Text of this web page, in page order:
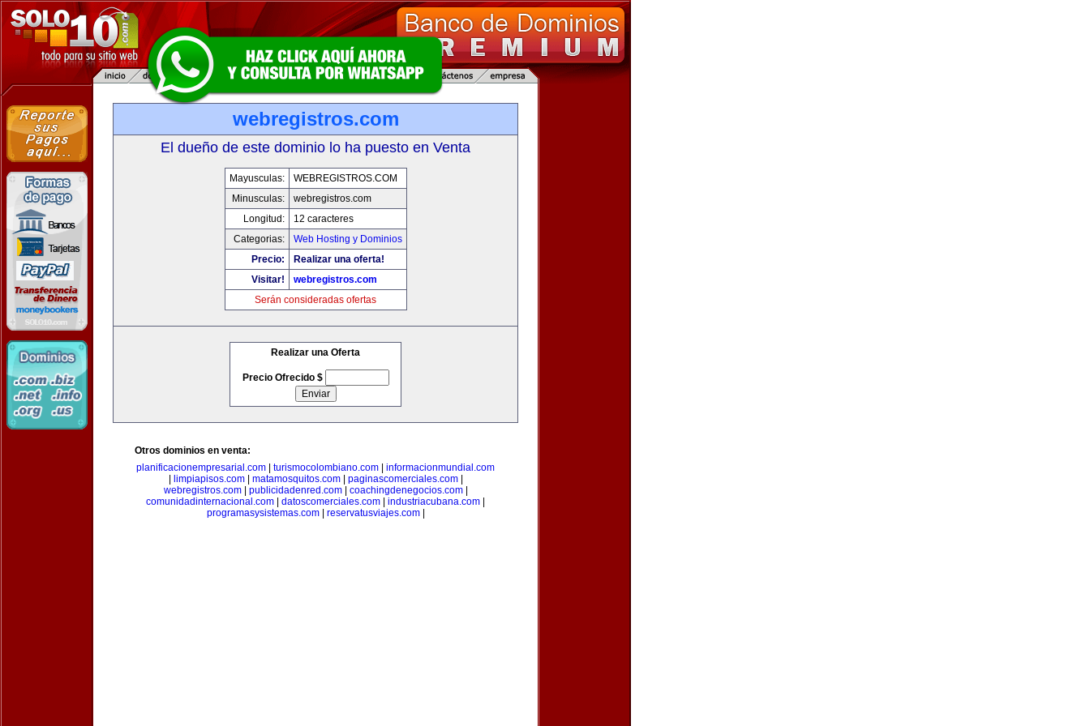
webregistros.com
El dueño de este dominio lo ha puesto en Venta
Mayusculas:
WEBREGISTROS.COM
Minusculas:
webregistros.com
Longitud:
12 caracteres
Categorias:
Web Hosting y Dominios
Precio:
Realizar una oferta!
Visitar!
webregistros.com
Serán consideradas ofertas
Realizar una Oferta
Precio Ofrecido $
Otros dominios en venta:
planificacionempresarial.com
turismocolombiano.com
informacionmundial.com
limpiapisos.com| matamosquitos.com| paginascomerciales.com|
webregistros.com| publicidadenred.com| coachingdenegocios.com|
comunidadinternacional.com
datoscomerciales.com industriacubana.com
programasysistemas.com| reservatusviajes.com|